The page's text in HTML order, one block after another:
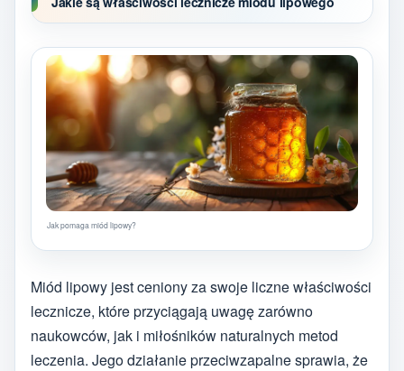
Jak pomaga miód lipowy?
Miód lipowy jest ceniony za swoje liczne właściwości
lecznicze, które przyciągają uwagę zarówno
naukowców, jak i miłośników naturalnych metod
leczenia. Jego działanie przeciwzapalne sprawia, że